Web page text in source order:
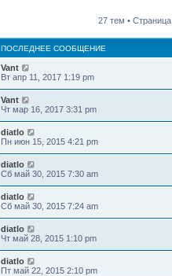
27 тем • Страница
ПОСЛЕДНЕЕ СООБЩЕНИЕ
Vant
Вт апр 11, 2017 1:19 pm
Vant
Чт мар 16, 2017 3:31 pm
diatlo
Пн июн 15, 2015 4:21 pm
diatlo
Сб май 30, 2015 7:30 am
diatlo
Сб май 30, 2015 7:24 am
diatlo
Чт май 28, 2015 1:10 pm
diatlo
Пт май 22, 2015 2:10 pm